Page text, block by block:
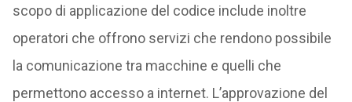
scopo di applicazione del codice include inoltre
operatori che offrono servizi che rendono possibile
la comunicazione tra macchine e quelli che
permettono accesso a internet. L’approvazione del